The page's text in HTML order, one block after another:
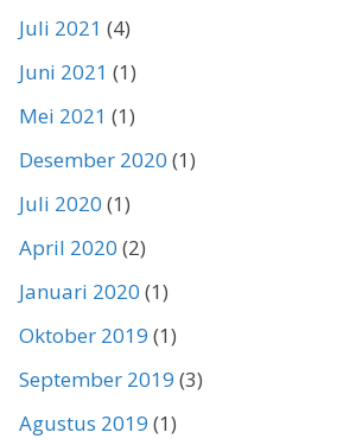
Juli 2021 (4)
Juni 2021 (1)
Mei 2021 (1)
Desember 2020 (1)
Juli 2020 (1)
April 2020 (2)
Januari 2020 (1)
Oktober 2019 (1)
September 2019 (3)
Agustus 2019 (1)